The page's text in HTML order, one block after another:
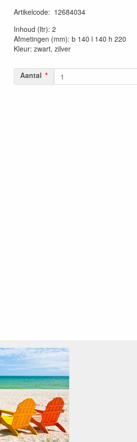
Artikelcode: 12684034
Inhoud (ltr): 2
Afmetingen (mm): b 140 l 140 h 220
Kleur: zwart, zilver
Aantal